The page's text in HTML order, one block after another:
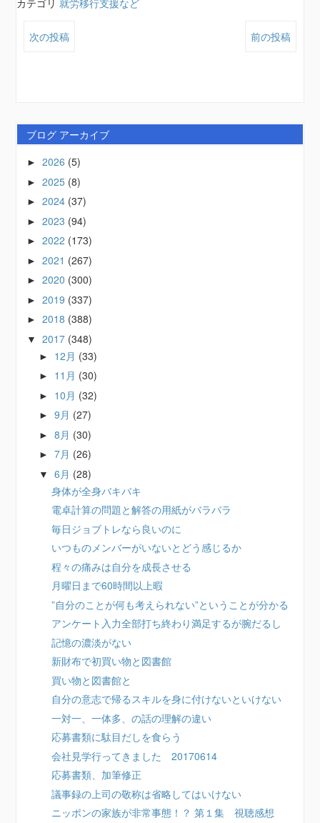
カテゴリ就労移行支援など
次の投稿 前の投稿
ブログ アーカイブ
►2026 (5)
►2025 (8)
►2024 (37)
►2023 (94)
►2022 (173)
►2021 (267)
►2020 (300)
►2019 (337)
►2018 (388)
▼2017 (348)
► 12月 (33)
► 11月 (30)
► 10月 (32)
►9月 (27)
►8月 (30)
►7月 (26)
▼6月 (28)
身体が全身バキバキ
電卓計算の問題と解答の用紙がバラバラ
毎日ジョブトレなら良いのに
いつものメンバーがいないとどう感じるか
程々の痛みは自分を成長させる
月曜日まで60時間以上暇
”自分のことが何も考えられない”ということが分かる
アンケート入力全部打ち終わり満足するが腕だるし
記憶の濃淡がない
新財布で初買い物と図書館
買い物と図書館と
自分の意志で帰るスキルを身に付けないといけない
一対一、一体多、の話の理解の違い
応募書類に駄目だしを食らう
会社見学行ってきました 20170614
応募書類、加筆修正
議事録の上司の敬称は省略してはいけない
ニッポンの家族が非常事態！？ 第１集 視聴感想